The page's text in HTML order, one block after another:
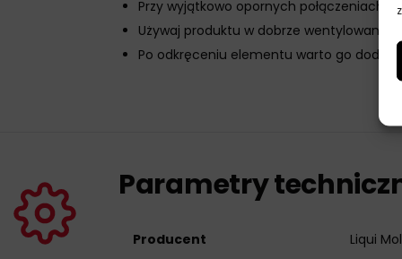
Przy wyjątkowo opornych połączeniach
Używaj produktu w dobrze
Po odkręceniu elementu warto go
Parametry
Producent Liqui